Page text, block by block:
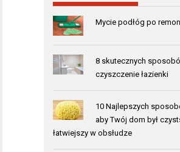
Mycie podłóg po
8 skutecznych
czyszczenie łazienki
10 Najlepszych
aby Twój dom był
łatwiejszy w obsłudze